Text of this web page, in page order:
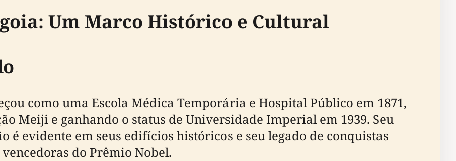
Um Marco Histórico e Cultural
como uma Escola Médica Temporária e Hospital Público em 1871,
Meiji e ganhando o status de Universidade Imperial em 1939. Seu
é evidente em seus edifícios históricos e seu legado de conquistas
do Prêmio Nobel.